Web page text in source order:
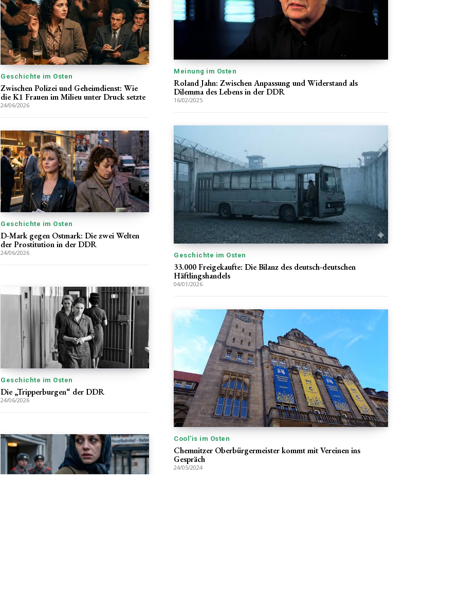
Geschichte im Osten
Zwischen Polizei und Geheimdienst: Wie
die K1 Frauen im Milieu unter Druck setzte
24/06/2026
Geschichte im Osten
D-Mark gegen Ostmark: Die zwei Welten
der Prostitution in der DDR
24/06/2026
Geschichte im Osten
Die „Tripperburgen“ der DDR
24/06/2026
Meinung im Osten
Roland Jahn: Zwischen Anpassung und Widerstand als
Dilemma des Lebens in der DDR
16/02/2025
Geschichte im Osten
33.000 Freigekaufte: Die Bilanz des deutsch-deutschen
Häftlingshandels
04/01/2026
Cool'is im Osten
Chemnitzer Oberbürgermeister kommt mit Vereinen ins
Gespräch
24/05/2024